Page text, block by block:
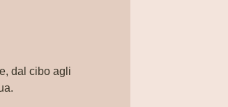
dal cibo agli